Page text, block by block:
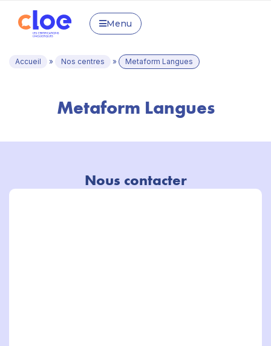
Menu
Accueil » Nos centres » Metaform Langues
Metaform Langues
Nous contacter